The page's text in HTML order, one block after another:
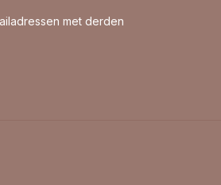
met derden